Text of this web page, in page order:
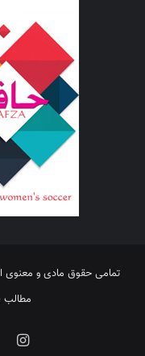
تمامی حقوق مادی و معنوی
مطالب